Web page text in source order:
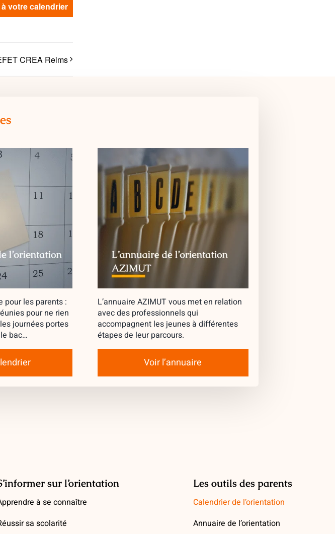
votre calendrier
CREA Reims
pour les parents :
pour ne rien
journées portes
bac…
L’annuaire AZIMUT vous met en relation
avec des professionnels qui
accompagnent les jeunes à différentes
étapes de leur parcours.
Voir l’annuaire
sur l’orientation
à se connaître
sa scolarité
Les outils des parents
Calendrier de l’orientation
Annuaire de l’orientation